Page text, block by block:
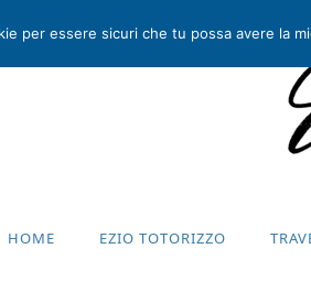
HOME EZIO TOTORIZZO
HOME EZIO TOTORIZZO
per essere sicuri che tu possa avere la